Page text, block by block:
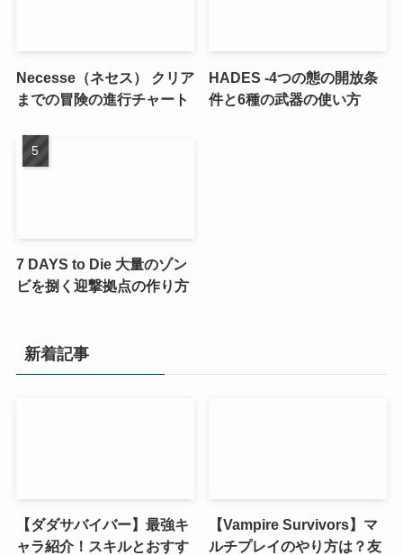
Necesse（ネセス） クリア
までの冒険の進行チャート
HADES -4つの態の開放条
件と6種の武器の使い方
7 DAYS to Die 大量のゾン
ビを捌く迎撃拠点の作り方
新着記事
【ダダサバイバー】最強キ
ャラ紹介！スキルとおすす
【Vampire Survivors】マ
ルチプレイのやり方は？友